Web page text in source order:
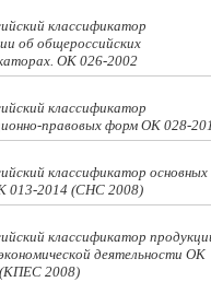
классификатор
об общероссийских
ОК 026-2002
классификатор
правовых форм ОК 028-
классификатор основных
013-2014 (СНС 2008)
классификатор
деятельности ОК
2008)